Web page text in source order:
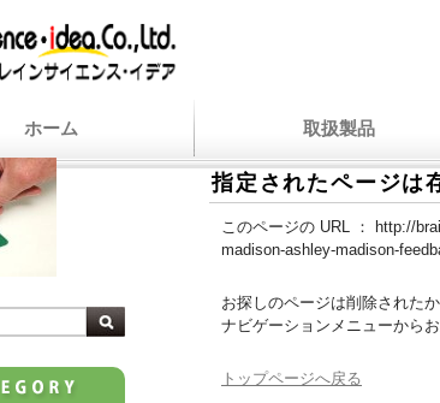
ホーム 取扱製品
指定されたページは
このページの URL ：
http://
madison-ashley-madison-
お探しのページは削除された
ナビゲーションメニューから
トップページへ戻る